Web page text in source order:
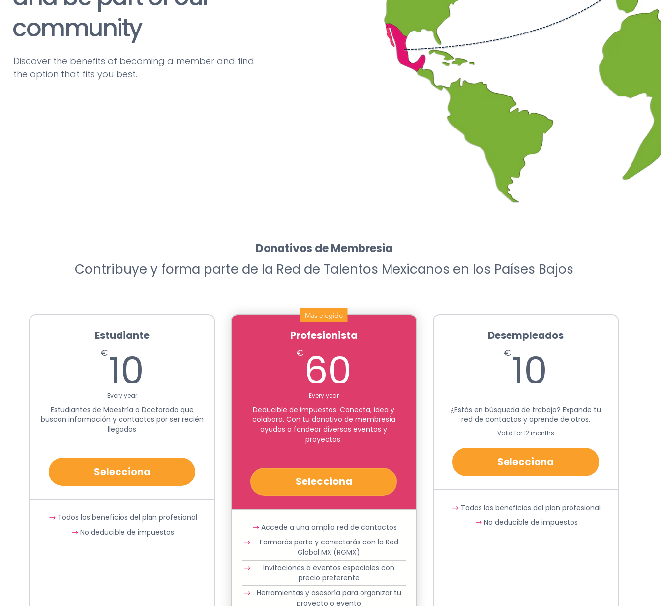
community
Discover the benefits of becoming a member and find
the option that fits you best.
Donativos de Membresia
Contribuye y forma parte de la Red de Talentos Mexicanos en los Países Bajos
Estudiante
€ 10
Every year
Estudiantes de Maestría o Doctorado que
buscan información y contactos por ser recién
llegados
Selecciona
Todos los beneficios del plan profesional
No deducible de impuestos
Más elegido
Profesionista
€ 60
Every year
Deducible de impuestos. Conecta, idea y
colabora. Con tu donativo de membresía
ayudas a fondear diversos eventos y
proyectos.
Selecciona
Accede a una amplia red de contactos
Formarás parte y conectarás con la Red
Global MX (RGMX)
Invitaciones a eventos especiales con
precio preferente
Herramientas y asesoría para organizar tu
proyecto o evento
Desempleados
€ 10
¿Estás en búsqueda de trabajo? Expande tu
red de contactos y aprende de otros.
Valid for 12 months
Selecciona
Todos los beneficios del plan profesional
No deducible de impuestos